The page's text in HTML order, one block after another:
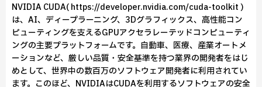
NVIDIA CUDA( https://developer.nvidia.com/cuda-toolkit )
は、AI、ディープラーニング、3Dグラフィックス、高性能コン
ピューティングを支えるGPUアクセラレーテッドコンピューティ
ングの主要プラットフォームです。自動車、医療、産業オートメ
ーションなど、厳しい品質・安全基準を持つ業界の開発者をはじ
めとして、世界中の数百万のソフトウェア開発者に利用されてい
ます。このほど、NVIDIAはCUDAを利用するソフトウェアの安全